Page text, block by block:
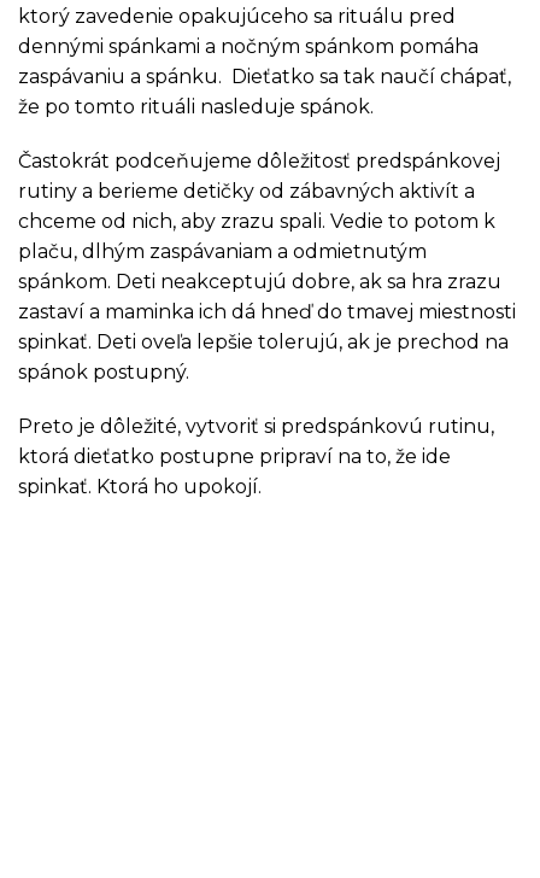
ktorý zavedenie opakujúceho sa rituálu pred
dennými spánkami a nočným spánkom pomáha
zaspávaniu a spánku. Dieťatko sa tak naučí chápať,
že po tomto rituáli nasleduje spánok.
Častokrát podceňujeme dôležitosť predspánkovej
rutiny a berieme detičky od zábavných aktivít a
chceme od nich, aby zrazu spali. Vedie to potom k
plaču, dlhým zaspávaniam a odmietnutým
spánkom. Deti neakceptujú dobre, ak sa hra zrazu
zastaví a maminka ich dá hneď do tmavej miestnosti
spinkať. Deti oveľa lepšie tolerujú, ak je prechod na
spánok postupný.
Preto je dôležité, vytvoriť si predspánkovú rutinu,
ktorá dieťatko postupne pripraví na to, že ide
spinkať. Ktorá ho upokojí.